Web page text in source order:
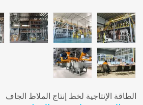
الطاقة الإنتاجية لخط إنتاج الملاط الجاف